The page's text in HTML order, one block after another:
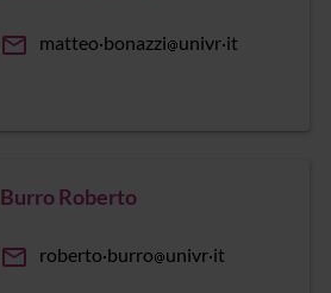
email matteo bonazzi univr it
Burro Roberto
email roberto burro univr it